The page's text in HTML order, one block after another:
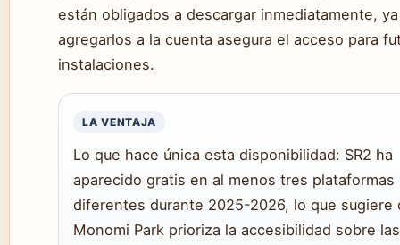
están obligados a descargar inmediatamente,
agregarlos a la cuenta asegura el acceso para
instalaciones.
LA VENTAJA
Lo que hace única esta disponibilidad: SR2 ha
aparecido gratis en al menos tres plataformas
diferentes durante 2025-2026, lo que sugiere
Monomi Park prioriza la accesibilidad sobre las